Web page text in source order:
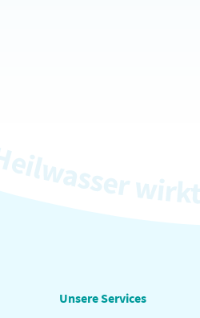
Unsere Services